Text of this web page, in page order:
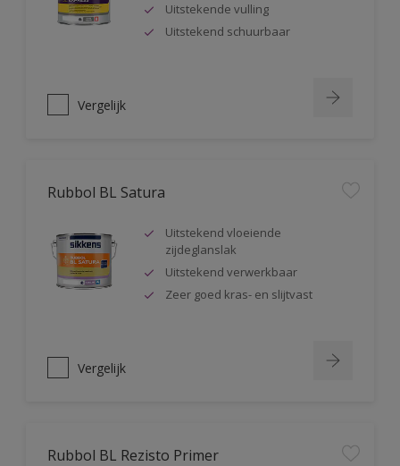
Uitstekende vulling
Uitstekend schuurbaar
Vergelijk
Rubbol BL Satura
Uitstekend vloeiende
zijdeglanslak
Uitstekend verwerkbaar
Zeer goed kras- en slijtvast
Vergelijk
Rubbol BL Rezisto Primer